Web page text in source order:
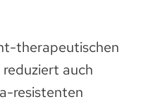
therapeutischen
auch
resistenten